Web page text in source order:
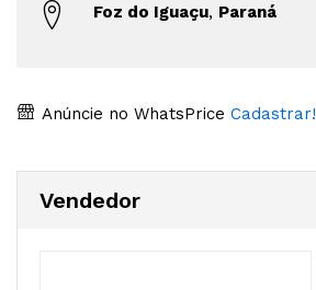
Foz do Iguaçu, Paraná
Anúncie no WhatsPrice Cadastrar!
Vendedor